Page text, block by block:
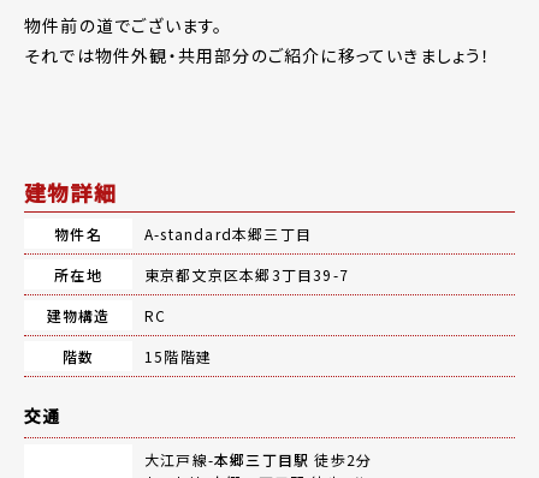
物件前の道でございます。
それでは物件外観・共用部分のご紹介に移っていきましょう！
建物詳細
物件名
A-standard本郷三丁目
所在地
東京都文京区本郷3丁目39-7
建物構造
RC
階数
15階階建
交通
大江戸線-本郷三丁目駅 徒歩2分